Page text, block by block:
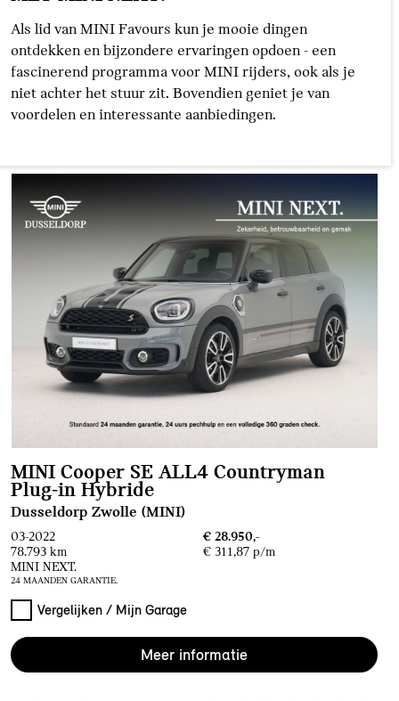
Als lid van MINI Favours kun je mooie dingen
ontdekken en bijzondere ervaringen opdoen - een
fascinerend programma voor MINI rijders, ook als je
niet achter het stuur zit. Bovendien geniet je van
voordelen en interessante aanbiedingen.
MINI Cooper SE ALL4 Countryman
Plug‑in Hybride
Dusseldorp Zwolle (MINI)
03-2022
€ 28.950,-
78.793 km
€ 311,87 p/m
MINI NEXT.
24 MAANDEN GARANTIE.
Vergelijken / Mijn Garage
Meer informatie